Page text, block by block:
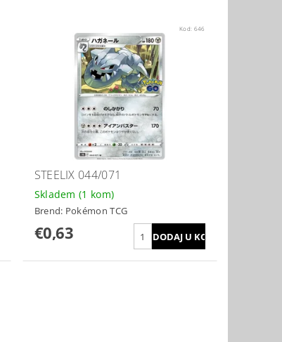
Kod: 646
STEELIX 044/071
Skladem(1 kom)
Brend: Pokémon TCG
€0,63